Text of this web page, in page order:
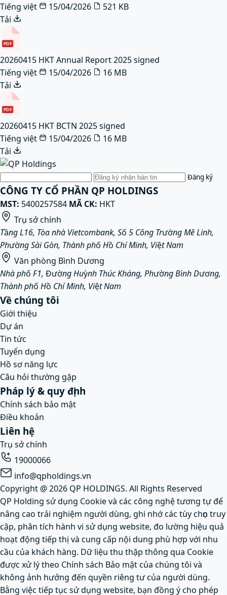
Tiếng việt
15/04/2026
521 KB
Tải
PDF
20260415 HKT Annual Report 2025 signed
Tiếng việt
15/04/2026
16 MB
Tải
PDF
20260415 HKT BCTN 2025 signed
Tiếng việt
15/04/2026
16 MB
Tải
Email Đăng ký
CÔNG TY CỔ PHẦN QP HOLDINGS
MST: 5400257584 MÃ CK: HKT
Trụ sở chính
Tầng L16, Tòa nhà Vietcombank, Số 5 Công Trường Mê Linh,
Phường Sài Gòn, Thành phố Hồ Chí Minh, Việt Nam
Văn phòng Bình Dương
Nhà phố F1, Đường Huỳnh Thúc Kháng, Phường Bình Dương,
Thành phố Hồ Chí Minh, Việt Nam
Về chúng tôi
Giới thiệu
Dự án
Tin tức
Tuyển dụng
Hồ sơ năng lực
Câu hỏi thường gặp
Pháp lý & quy định
Chính sách bảo mật
Điều khoản
Liên hệ
Trụ sở chính
19000066
info@qpholdings.vn
Copyright @ 2026 QP HOLDINGS. All Rights Reserved
QP Holding sử dụng Cookie và các công nghệ tương tự để
nâng cao trải nghiệm người dùng, ghi nhớ các tùy chọn truy
cập, phân tích hành vi sử dụng website, đo lường hiệu quả
hoạt động tiếp thị và cung cấp nội dung phù hợp với nhu
cầu của khách hàng. Dữ liệu thu thập thông qua Cookie
được xử lý theo Chính sách Bảo mật của chúng tôi và
không ảnh hưởng đến quyền riêng tư của người dùng.
Bằng việc tiếp tục sử dụng website, bạn đồng ý cho phép